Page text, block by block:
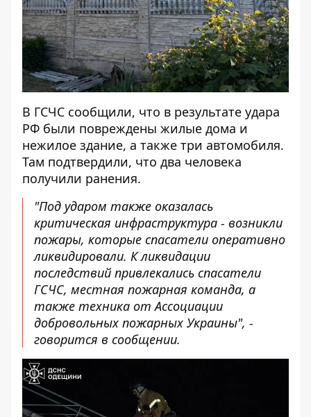
В ГСЧС сообщили, что в результате удара
РФ были повреждены жилые дома и
нежилое здание, а также три автомобиля.
Там подтвердили, что два человека
получили ранения.
"Под ударом также оказалась
критическая инфраструктура - возникли
пожары, которые спасатели оперативно
ликвидировали. К ликвидации
последствий привлекались спасатели
ГСЧС, местная пожарная команда, а
также техника от Ассоциации
добровольных пожарных Украины", -
говорится в сообщении.